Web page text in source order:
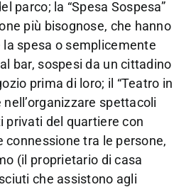
parco; la “Spesa Sospesa”
più bisognose, che hanno
spesa o semplicemente
bar, sospesi da un cittadino
prima di loro; il “Teatro in
nell’organizzare spettacoli
privati del quartiere con
connessione tra le persone,
(il proprietario di casa
che assistono agli